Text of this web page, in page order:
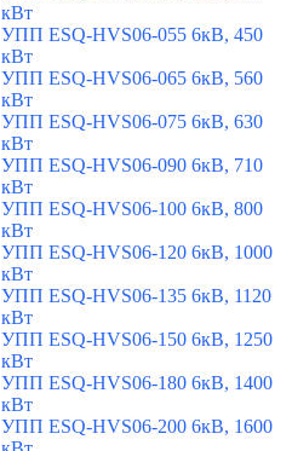
кВт
УПП ESQ-HVS06-055 6кВ, 450
кВт
УПП ESQ-HVS06-065 6кВ, 560
кВт
УПП ESQ-HVS06-075 6кВ, 630
кВт
УПП ESQ-HVS06-090 6кВ, 710
кВт
УПП ESQ-HVS06-100 6кВ, 800
кВт
УПП ESQ-HVS06-120 6кВ, 1000
кВт
УПП ESQ-HVS06-135 6кВ, 1120
кВт
УПП ESQ-HVS06-150 6кВ, 1250
кВт
УПП ESQ-HVS06-180 6кВ, 1400
кВт
УПП ESQ-HVS06-200 6кВ, 1600